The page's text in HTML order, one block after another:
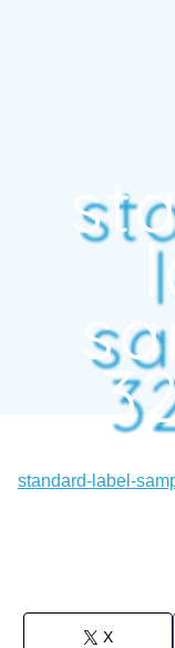
standard-label-
X